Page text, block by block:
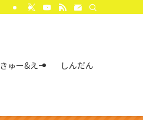
きゅー&えー しんだん